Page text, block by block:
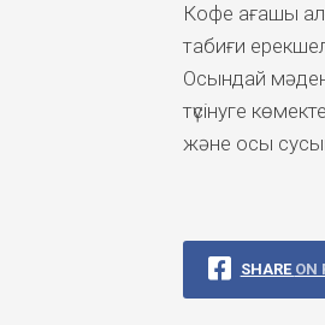
Кофе ағашы
табиғи
Осындай
түсінуге
және осы
SHARE ON